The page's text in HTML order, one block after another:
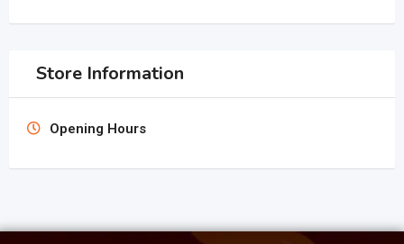
Store Information
Opening Hours